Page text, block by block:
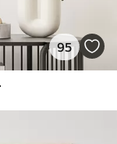
95
nuageux